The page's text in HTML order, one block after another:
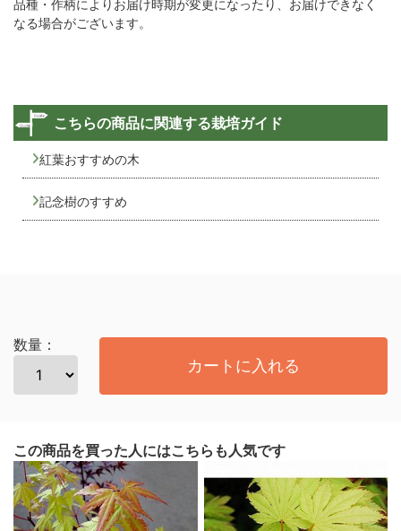
品種・作柄によりお届け時期が変更になったり、お届けできなく
なる場合がございます。
こちらの商品に関連する栽培ガイド
紅葉おすすめの木
記念樹のすすめ
数量：
カートに入れる
この商品を買った人にはこちらも人気です